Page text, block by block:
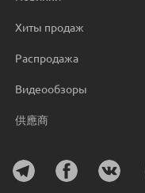
Хиты продаж
Распродажа
Видеообзоры
供應商